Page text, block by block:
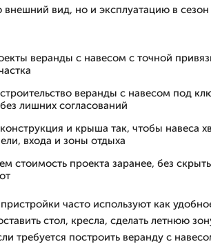
внешний вид, но и эксплуатацию в
веранды с навесом с точной
веранды с навесом под
лишних согласований
и крыша так, чтобы навеса
входа и зоны отдыха
стоимость проекта заранее, без
часто используют как
стол, кресла, сделать летнюю
требуется построить веранду с